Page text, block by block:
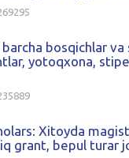
bosqichlar va
yotoqxona,
Xitoyda
grant, bepul turar